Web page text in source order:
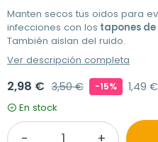
Manten secos tus oidos para
infecciones con los tapones
También aislan del ruido.
Ver descripción completa
2,98 € 3,50 € -15% 1,49
En stock